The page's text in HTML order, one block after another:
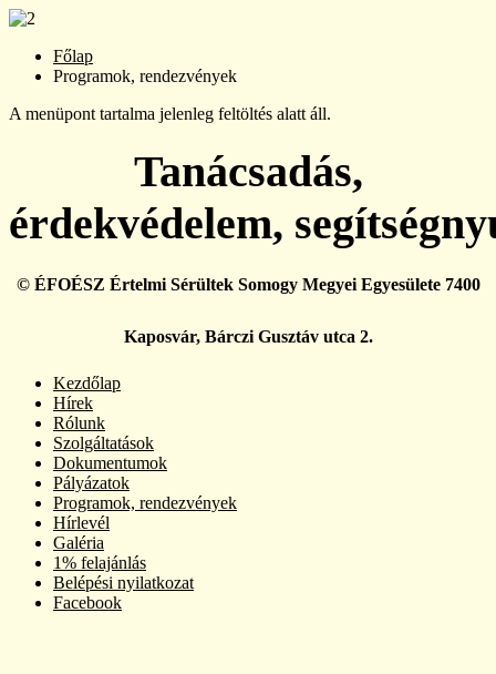
Főlap
Programok, rendezvények
A menüpont tartalma jelenleg feltöltés alatt áll.
Tanácsadás,
érdekvédelem,
© ÉFOÉSZ Értelmi Sérültek Somogy Megyei Egyesülete 7400
Kaposvár, Bárczi Gusztáv utca 2.
Kezdőlap
Hírek
Rólunk
Szolgáltatások
Dokumentumok
Pályázatok
Programok, rendezvények
Hírlevél
Galéria
1% felajánlás
Belépési nyilatkozat
Facebook